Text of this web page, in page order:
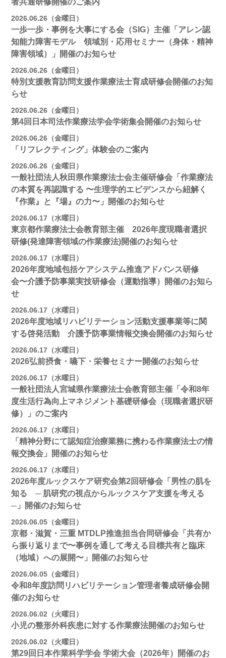
者共通研修開催のご案内
2026.06.26（金曜日）
一歩一歩・事例を大事にする会（SIG）主催「アレン認
知能力障害モデル 領域別・応用セミナー（身体・精神
障害領域）」開催のお知らせ
2026.06.26（金曜日）
特別支援教育訪問支援作業療法士育成研修会開催のお知
らせ
2026.06.26（金曜日）
第4回日本司法作業療法学会学術集会開催のお知らせ
2026.06.26（金曜日）
「リフレクティング」体験会のご案内
2026.06.26（金曜日）
一般社団法人秋田県作業療法士会主催研修会「作業療法
の本質を再認識する 〜生理学的エビデンスから紐解く
『作業』と『場』の力〜」開催のお知らせ
2026.06.17（水曜日）
東京都作業療法士会教育部主催 2026年度現職者選択
研修(発達障害領域の作業療法)開催のお知らせ
2026.06.17（水曜日）
2026年度地域包括ケアシステム推進アドバンス研修
会〜介護予防事業実技研修会（運動指導）開催のお知ら
せ
2026.06.17（水曜日）
2026年度地域リハビリテーション活動支援事業等に関
する啓発活動 介護予防事業情報交換会開催のお知らせ
2026.06.17（水曜日）
2026弘前摂食・嚥下・栄養セミナー開催のお知らせ
2026.06.17（水曜日）
一般社団法人宮城県作業療法士会教育部主催「令和8年
度生活行為向上マネジメント基礎研修会（現職者選択研
修）」のご案内
2026.06.17（水曜日）
「精神分野にて認知症治療業務に携わる作業療法士の情
報交換会」開催のお知らせ
2026.06.17（水曜日）
2026年度ルックスケア研究会第2回研修会「男性の肌を
知る ─ 肌研究の視点からルックスケア支援を考える
─」開催のお知らせ
2026.06.05（金曜日）
京都・滋賀・三重 MTDLP推進担当合同研修会「共有か
ら振り返りまで〜事例を通して考える目標共有と臨床
（地域）への展開〜」開催のお知らせ
2026.06.05（金曜日）
令和8年度訪問リハビリテーション管理者養成研修会開
催のお知らせ
2026.06.02（火曜日）
小児の整形外科疾患に対する作業療法開催のお知らせ
2026.06.02（火曜日）
第29回日本作業科学学会 学術大会（2026年）開催のお